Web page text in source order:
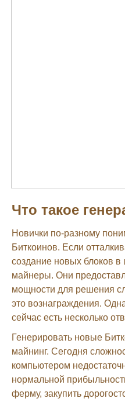
Что такое
Новички по-разному
Биткоинов. Если
создание новых блоков
майнеры. Они
мощности для решения
это вознаграждения.
сейчас есть несколько
Генерировать новые
майнинг. Сегодня
компьютером
нормальной
ферму, закупить